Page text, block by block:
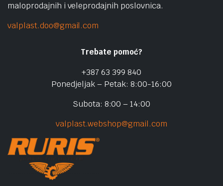
maloprodajnih i veleprodajnih poslovnica.
valplast.doo@gmail.com
Trebate pomoć?
+387 63 399 840
Ponedjeljak – Petak: 8:00-16:00
Subota: 8:00 – 14:00
valplast.webshop@gmail.com